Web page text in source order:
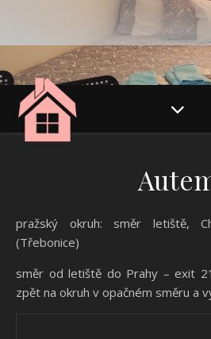
pražský okruh: směr letiště, Chomutov – exit 23A
(Třebonice)
směr od letiště do Prahy – exit
zpět na okruh v opačném směru a